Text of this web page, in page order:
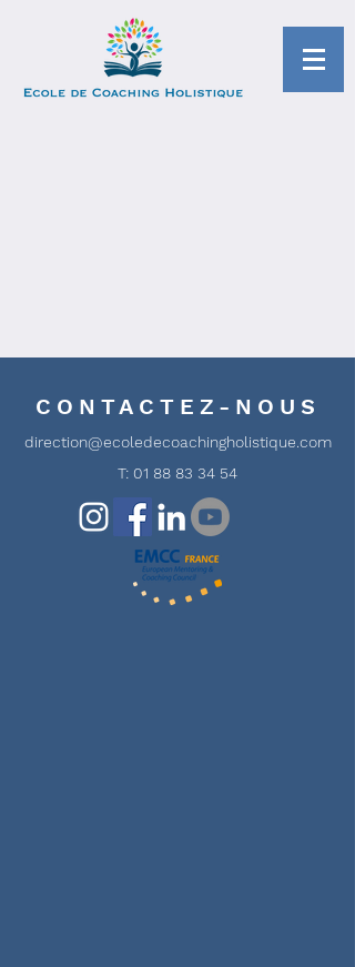
CONTACTEZ-NOUS
direction@ecoledecoachingholistique.com
T: 01 88 83 34 54